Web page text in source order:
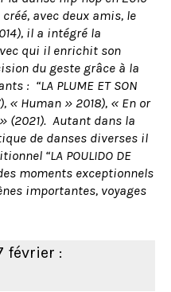
avec deux amis, le
il a intégré la
qui il enrichit son
du geste grâce à la
: “LA PLUME ET SON
« Human » 2018), « En or
(2021). Autant dans la
de danses diverses il
“LA POULIDO DE
moments exceptionnels
importantes, voyages
février :